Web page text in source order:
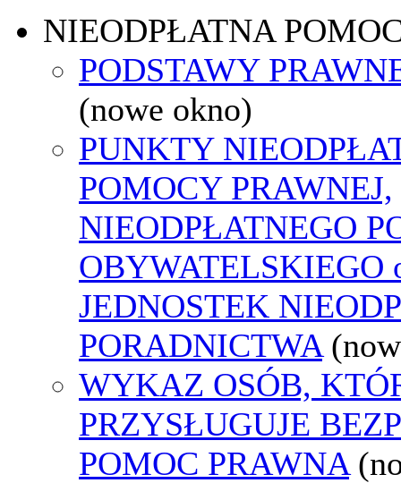
NIEODPŁATNA
PODSTAWY
(nowe okno)
PUNKTY
POMOCY PRAWNEJ,
NIEODPŁATNEGO
OBYWATELSKIEGO
JEDNOSTEK
PORADNICTWA
WYKAZ OSÓB,
PRZYSŁUGUJE
POMOC PRAWNA